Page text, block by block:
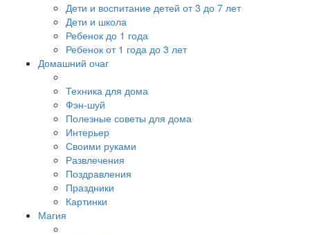
Дети и воспитание детей от 3 до 7 лет
Дети и школа
Ребенок до 1 года
Ребенок от 1 года до 3 лет
Домашний очаг
Техника для дома
Фэн-шуй
Полезные советы для дома
Интерьер
Своими руками
Развлечения
Поздравления
Праздники
Картинки
Магия